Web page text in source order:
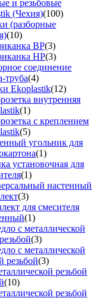
и резьбовые
(Чехия)(100)
(разборные
(10)
ВР(3)
НР(3)
соединение
труба(4)
Ekoplastik(12)
внутренняя
(1)
с креплением
(5)
угольник для
(1)
установочная для
(1)
настенный
(3)
для смесителя
(1)
с металлической
(3)
с металлической
резьбой(3)
резьбой
(10)
резьбой